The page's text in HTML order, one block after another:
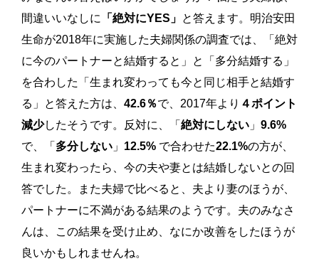
間違いいなしに
「絶対にYES」 と答えます。明治安田
生命が2018年に実施した夫婦関係の調査では、「絶対
に今のパートナーと結婚すると」と「多分結婚する」
を合わした「生まれ変わっても今と同じ相手と結婚す
る」と答えた方は、 42.6％で、2017年より ４ポイント
減少したそうです。反対に、「 絶対にしない 」 9.6%
で、「 多分しない 」 12.5% で合わせた22.1%の方が、
生まれ変わったら、今の夫や妻とは結婚しないとの回
答でした。また夫婦で比べると、夫より妻のほうが、
パートナーに不満がある結果のようです。夫のみなさ
んは、この結果を受け止め、なにか改善をしたほうが
良いかもしれませんね。